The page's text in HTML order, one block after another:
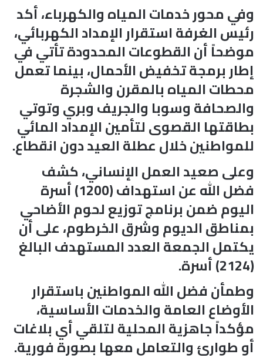
وفي محور خدمات المياه والكهرباء، أكد
رئيس الغرفة استقرار الإمداد الكهربائي،
موضحاً أن القطوعات المحدودة تأتي في
إطار برمجة تخفيض الأحمال، بينما تعمل
محطات المياه بالمقرن والشجرة
والصحافة وسوبا والجريف وبري وتوتي
بطاقتها القصوى لتأمين الإمداد المائي
للمواطنين خلال عطلة العيد دون انقطاع.
وعلى صعيد العمل الإنساني، كشف
فضل الله عن استهداف (1200) أسرة
اليوم ضمن برنامج توزيع لحوم الأضاحي
بمناطق الديوم وشرق الخرطوم، على أن
يكتمل الجمعة العدد المستهدف البالغ
(2124) أسرة.
وطمأن فضل الله المواطنين باستقرار
الأوضاع العامة والخدمات الأساسية،
مؤكداً جاهزية المحلية لتلقي أي بلاغات
أو طوارئ والتعامل معها بصورة فورية.